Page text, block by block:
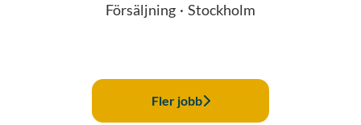
Försäljning · Stockholm
Fler jobb